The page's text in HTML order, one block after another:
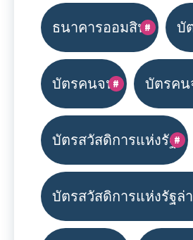
ธนาคารออมสิน บั
บัตรคนจน บัตรค
บัตรสวัสดิการแห่งรัฐ
บัตรสวัสดิการแห่งรัฐล่